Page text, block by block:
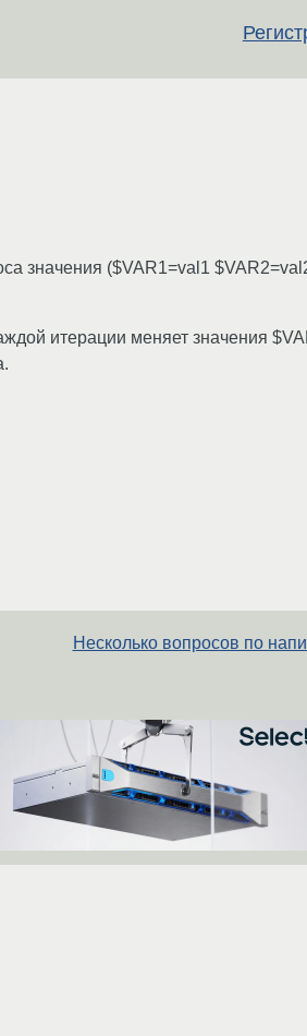
значения ($VAR1=val1
итерации меняет значения
Несколько вопросов по